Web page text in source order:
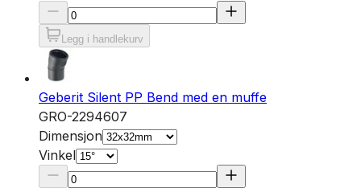
Legg i handlekurv
Geberit Silent PP Bend med en muffe
GRO-2294607
Dimensjon
Vinkel